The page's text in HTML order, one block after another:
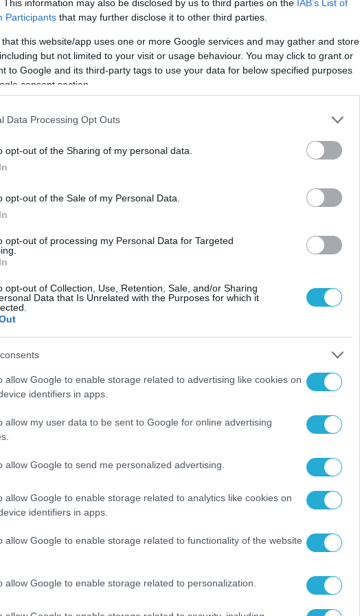
This information may also be disclosed by us to third parties on the IAB’s List of
Participants that may further disclose it to other third parties.
that this website/app uses one or more Google services and may gather and store
but not limited to your visit or usage behaviour. You may click to grant or
to Google and its third-party tags to use your data for below specified purposes
consent section.
Data Processing Opt Outs
opt-out of the Sharing of my personal data.
opt-out of the Sale of my Personal Data.
opt-out of processing my Personal Data for Targeted
opt-out of Collection, Use, Retention, Sale, and/or Sharing
Data that Is Unrelated with the Purposes for which it
allow Google to enable storage related to advertising like cookies on
identifiers in apps.
allow my user data to be sent to Google for online advertising
allow Google to send me personalized advertising.
allow Google to enable storage related to analytics like cookies on
identifiers in apps.
allow Google to enable storage related to functionality of the website
allow Google to enable storage related to personalization.
ΨΗΦΙΑΚΗ ΣΤΡΑΤΗΓΙΚΗ
ΡΑΑΕΥ: Έξι ψηφιακά παραδοτέα
αλλάζουν τον τρόπο εποπτείας των
ΦοΔΣΑ
ΨΗΦΙΑΚΟΣ ΜΕΤΑΣΧΗΜΑΤΙΣΜΟΣ
Κράτους: Το Ενιαίο CRM αλλάζει τον
επιχειρήσεων
13.07.2026